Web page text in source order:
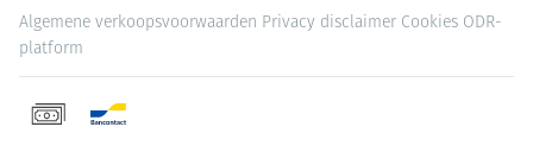
Algemene verkoopsvoorwaarden Privacy disclaimer Cookies ODR-
platform